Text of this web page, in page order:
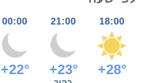
18:00
21:00
00:00
+28°
+23°
+22°